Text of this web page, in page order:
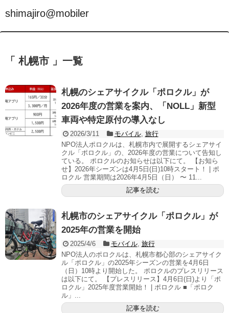
shimajiro@mobiler
「 札幌市 」一覧
札幌のシェアサイクル「ポロクル」が
2026年度の営業を案内、「NOLL」新型
車両や特定原付の導入なし
2026/3/11 モバイル, 旅行
NPO法人ポロクルは、札幌市内で展開するシェアサイ
クル「ポロクル」の、2026年度の営業について告知し
ている。 ポロクルのお知らせは以下にて。 【お知ら
せ】2026年シーズンは4月5日(日)10時スタート！ | ポ
ロクル 営業期間は2026年4月5日（日） 〜 11...
記事を読む
札幌市のシェアサイクル「ポロクル」が
2025年の営業を開始
2025/4/6 モバイル, 旅行
NPO法人のポロクルは、札幌市都心部のシェアサイク
ル「ポロクル」の2025年シーズンの営業を4月6日
（日）10時より開始した。 ポロクルのプレスリリース
は以下にて。 【プレスリリース】4月6日(日)より「ポ
ロクル」2025年度営業開始！ | ポロクル ■「ポロク
ル」...
記事を読む